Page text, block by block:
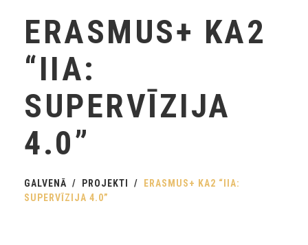
ERASMUS+ KA2
“IIA:
SUPERVĪZIJA
4.0”
GALVENĀ PROJEKTI
ERASMUS+ KA2 “IIA:
SUPERVĪZIJA 4.0”